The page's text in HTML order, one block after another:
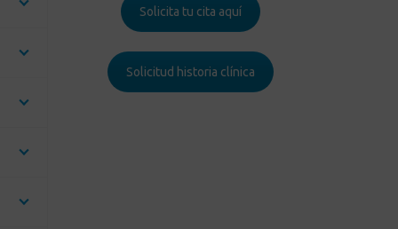
Solicita tu cita aquí
Solicitud historia clínica